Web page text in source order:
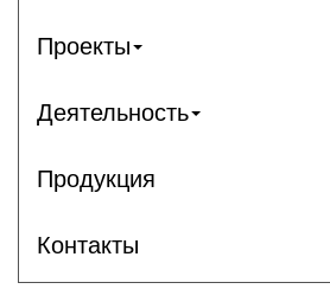
Проекты
Деятельность
Продукция
Контакты